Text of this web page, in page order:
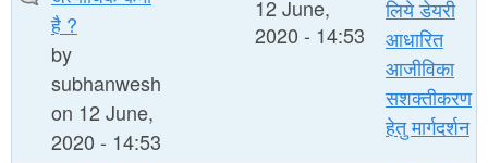
है ?
by
subhanwesh
on 12 June,
2020 - 14:53
12 June,
2020 - 14:53
लिये डेयरी
आधारित
आजीविका
सशक्तीकरण
हेतु मार्गदर्शन